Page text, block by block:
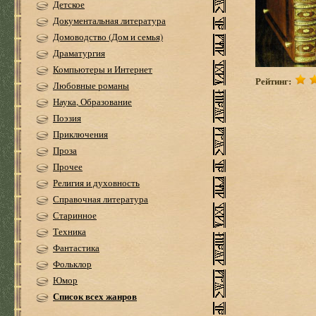
Детское
Документальная литература
Домоводство (Дом и семья)
Драматургия
Компьютеры и Интернет
Любовные романы
Наука, Образование
Поэзия
Приключения
Проза
Прочее
Религия и духовность
Справочная литература
Старинное
Техника
Фантастика
Фольклор
Юмор
Список всех жанров
Рейтинг: